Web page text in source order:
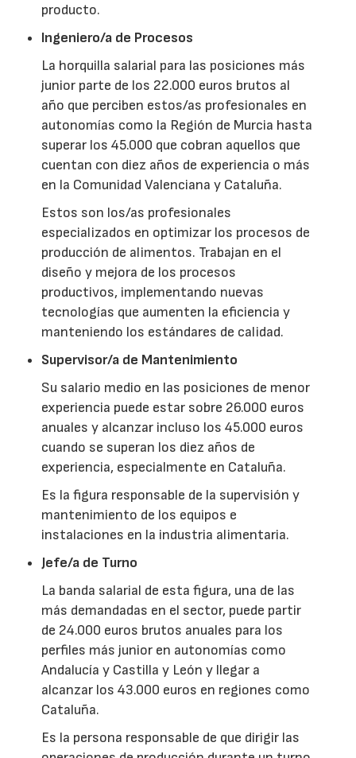
producto.
Ingeniero/a de Procesos
La horquilla salarial para las posiciones más
junior parte de los 22.000 euros brutos al
año que perciben estos/as profesionales en
autonomías como la Región de Murcia hasta
superar los 45.000 que cobran aquellos que
cuentan con diez años de experiencia o más
en la Comunidad Valenciana y Cataluña.
Estos son los/as profesionales
especializados en optimizar los procesos de
producción de alimentos. Trabajan en el
diseño y mejora de los procesos
productivos, implementando nuevas
tecnologías que aumenten la eficiencia y
manteniendo los estándares de calidad.
Supervisor/a de Mantenimiento
Su salario medio en las posiciones de menor
experiencia puede estar sobre 26.000 euros
anuales y alcanzar incluso los 45.000 euros
cuando se superan los diez años de
experiencia, especialmente en Cataluña.
Es la figura responsable de la supervisión y
mantenimiento de los equipos e
instalaciones en la industria alimentaria.
Jefe/a de Turno
La banda salarial de esta figura, una de las
más demandadas en el sector, puede partir
de 24.000 euros brutos anuales para los
perfiles más junior en autonomías como
Andalucía y Castilla y León y llegar a
alcanzar los 43.000 euros en regiones como
Cataluña.
Es la persona responsable de que dirigir las